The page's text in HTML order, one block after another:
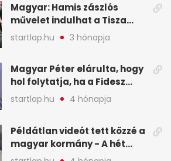
Magyar: Hamis zászlós
művelet indulhat a Tisza
ellen a választás napján - A
hét legfontosabb eseményei
startlap.hu 3 hónapja
Magyar Péter elárulta, hogy
hol folytatja, ha a Fidesz
nyeri a választást - A hét
legfontosabb hírei
startlap.hu 4 hónapja
Példátlan videót tett közzé a
magyar kormány - A hét
legfontosabb hírei